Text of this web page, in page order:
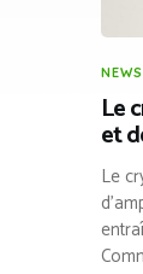
Le
et
Le